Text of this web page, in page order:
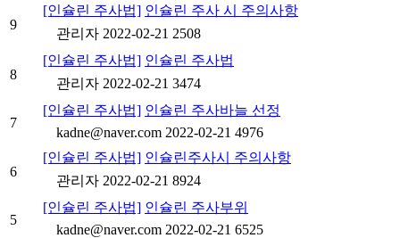
9
[인슐린 주사법] 인슐린 주사 시 주의사항
관리자 2022-02-21 2508
8
[인슐린 주사법] 인슐린 주사법
관리자 2022-02-21 3474
7
[인슐린 주사법] 인슐린 주사바늘 선정
kadne@naver.com 2022-02-21 4976
6
[인슐린 주사법] 인슐린주사시 주의사항
관리자 2022-02-21 8924
5
[인슐린 주사법] 인슐린 주사부위
kadne@naver.com 2022-02-21 6525